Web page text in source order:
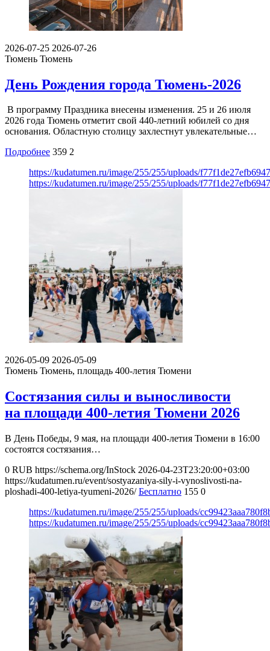
2026-07-25 2026-07-26
Тюмень Тюмень
День Рождения города Тюмень-2026
В программу Праздника внесены изменения. 25 и 26 июля
2026 года Тюмень отметит свой 440‑летний юбилей со дня
основания. Областную столицу захлестнут увлекательные…
Подробнее 359 2
https://kudatumen.ru/image/255/255/uploads/
https://kudatumen.ru/image/255/255/uploads/
2026-05-09 2026-05-09
Тюмень Тюмень, площадь 400-летия Тюмени
Состязания силы и выносливости
на площади 400-летия Тюмени 2026
В День Победы, 9 мая, на площади 400-летия Тюмени в 16:00
состоятся состязания…
0 RUB https://schema.org/InStock 2026-04-23T23:20:00+03:00
https://kudatumen.ru/event/sostyazaniya-sily-i-vynoslivosti-na-
ploshadi-400-letiya-tyumeni-2026/ Бесплатно 155 0
https://kudatumen.ru/image/255/255/uploads/
https://kudatumen.ru/image/255/255/uploads/